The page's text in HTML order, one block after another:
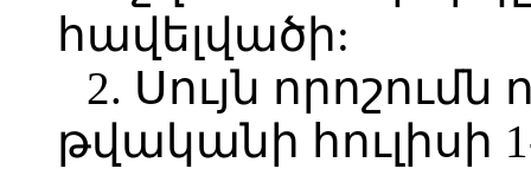
հավելվածի:
2. Սույն որոշումն
թվականի հուլիսի